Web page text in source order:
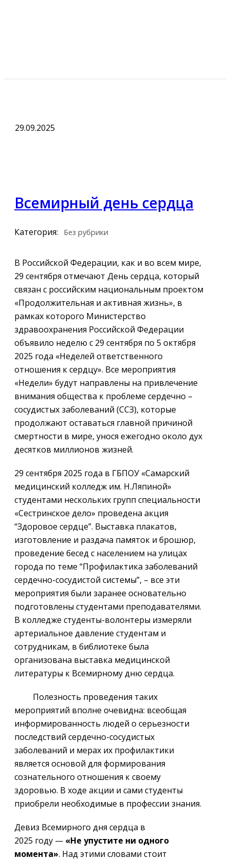
29.09.2025
Всемирный день сердца
Категория: Без рубрики
В Российской Федерации, как и во всем мире,
29 сентября отмечают День сердца, который
связан с российским национальным проектом
«Продолжительная и активная жизнь», в
рамках которого Министерство
здравоохранения Российской Федерации
объявило неделю с 29 сентября по 5 октября
2025 года «Неделей ответственного
отношения к сердцу». Все мероприятия
«Недели» будут направлены на привлечение
внимания общества к проблеме сердечно –
сосудистых заболеваний (ССЗ), которые
продолжают оставаться главной причиной
смертности в мире, унося ежегодно около дух
десятков миллионов жизней.
29 сентября 2025 года в ГБПОУ «Самарский
медицинский колледж им. Н.Ляпиной»
студентами нескольких групп специальности
«Сестринское дело» проведена акция
“Здоровое сердце”. Выставка плакатов,
изготовление и раздача памяток и брошюр,
проведение бесед с населением на улицах
города по теме “Профилактика заболеваний
сердечно-сосудистой системы”, – все эти
мероприятия были заранее основательно
подготовлены студентами преподавателями.
В колледже студенты-волонтеры измеряли
артериальное давление студентам и
сотрудникам, в библиотеке была
организована выставка медицинской
литературы к Всемирному дню сердца.
Полезность проведения таких
мероприятий вполне очевидна: всеобщая
информированность людей о серьезности
последствий сердечно-сосудистых
заболеваний и мерах их профилактики
является основой для формирования
сознательного отношения к своему
здоровью. В ходе акции и сами студенты
приобрели необходимые в профессии знания.
Девиз Всемирного дня сердца в
2025 году — «Не упустите ни одного
момента». Над этими словами стоит